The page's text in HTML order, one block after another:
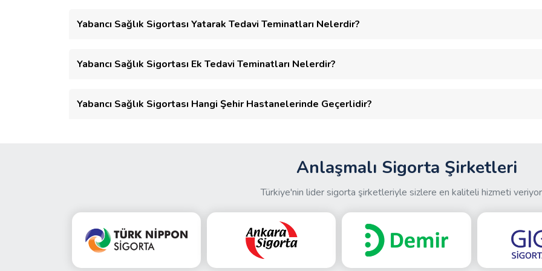
Yabancı Sağlık Sigortası Yatarak Tedavi Teminatları Nelerdir?
Yabancı Sağlık Sigortası Ek Tedavi Teminatları Nelerdir?
Yabancı Sağlık Sigortası Hangi Şehir Hastanelerinde Geçerlidir?
Anlaşmalı Sigorta Şirketleri
Türkiye'nin lider sigorta şirketleriyle sizlere en kaliteli hizmeti